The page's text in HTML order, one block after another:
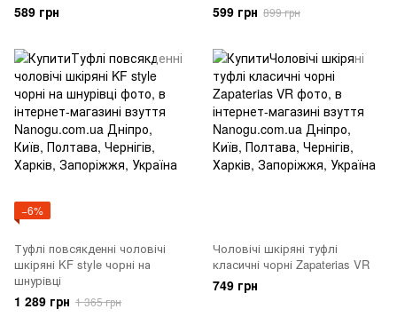
589 грн 599 грн 899 грн
−6%
Туфлі повсякденні чоловічі
шкіряні KF style чорні на
шнурівці
1 289 грн 1 365 грн
Чоловічі шкіряні туфлі
класичні чорні Zapaterias VR
749 грн